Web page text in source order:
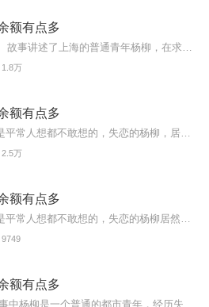
额有点多
1.8万
额有点多
2.5万
额有点多
9749
额有点多